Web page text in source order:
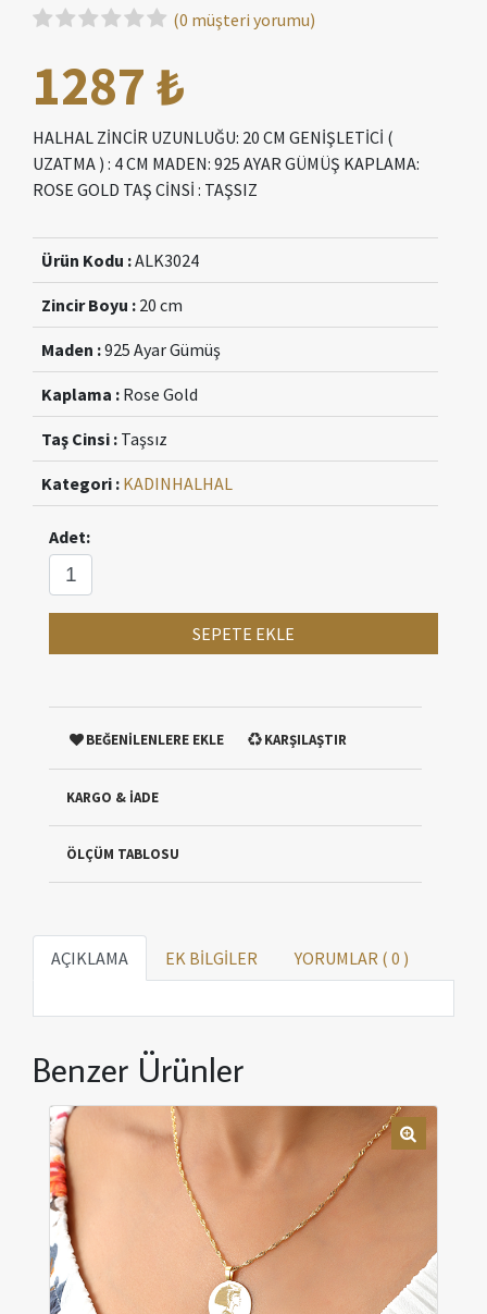
(0 müşteri yorumu)
1287 ₺
HALHAL ZİNCİR UZUNLUĞU: 20 CM GENİŞLETİCİ (
UZATMA ) : 4 CM MADEN: 925 AYAR GÜMÜŞ KAPLAMA:
ROSE GOLD TAŞ CİNSİ : TAŞSIZ
Ürün Kodu :ALK3024
Zincir Boyu : 20 cm
Maden :925 Ayar Gümüş
Kaplama : Rose Gold
Taş Cinsi : Taşsız
Kategori : KADINHALHAL
Adet:
SEPETE EKLE
BEĞENİLENLERE EKLE KARŞILAŞTIR
KARGO & İADE
ÖLÇÜM TABLOSU
AÇIKLAMA EK BİLGİLER YORUMLAR ( 0 )
Benzer Ürünler